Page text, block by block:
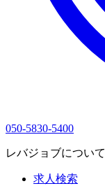
050-5830-5400
レバジョブについて
求人検索